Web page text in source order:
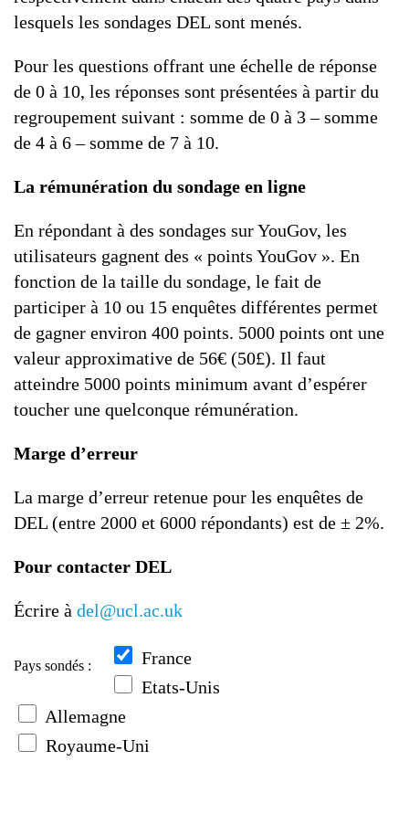
lesquels les sondages DEL sont menés.
Pour les questions offrant une échelle de réponse
de 0 à 10, les réponses sont présentées à partir du
regroupement suivant : somme de 0 à 3 – somme
de 4 à 6 – somme de 7 à 10.
La rémunération du sondage en ligne
En répondant à des sondages sur YouGov, les
utilisateurs gagnent des « points YouGov ». En
fonction de la taille du sondage, le fait de
participer à 10 ou 15 enquêtes différentes permet
de gagner environ 400 points. 5000 points ont une
valeur approximative de 56€ (50£). Il faut
atteindre 5000 points minimum avant d’espérer
toucher une quelconque rémunération.
Marge d’erreur
La marge d’erreur retenue pour les enquêtes de
DEL (entre 2000 et 6000 répondants) est de ± 2%.
Pour contacter DEL
Écrire à del@ucl.ac.uk
Pays sondés :
France
Etats-Unis
Allemagne
Royaume-Uni